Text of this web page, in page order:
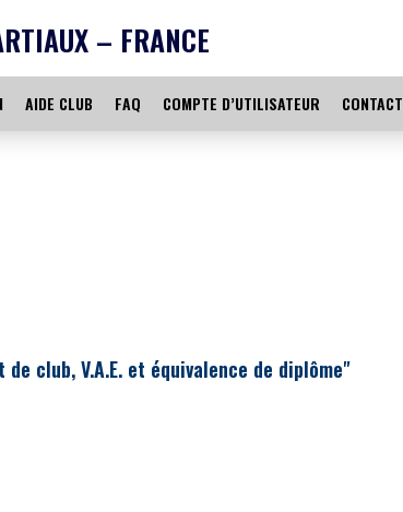
– FRANCE
AIDE CLUB FAQ COMPTE D’UTILISATEUR CONTACT
club, V.A.E. et équivalence de diplôme"